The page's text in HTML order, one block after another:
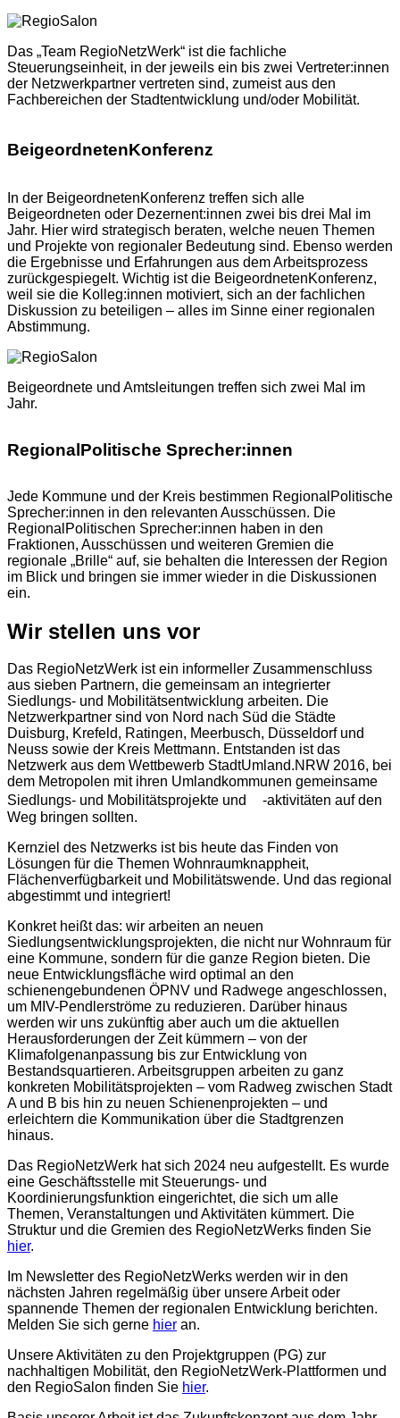
Das „Team RegioNetzWerk“ ist die fachliche
Steuerungseinheit, in der jeweils ein bis zwei Vertreter:innen
der Netzwerkpartner vertreten sind, zumeist aus den
Fachbereichen der Stadtentwicklung und/oder Mobilität.
BeigeordnetenKonferenz
In der BeigeordnetenKonferenz treffen sich alle
Beigeordneten oder Dezernent:innen zwei bis drei Mal im
Jahr. Hier wird strategisch beraten, welche neuen Themen
und Projekte von regionaler Bedeutung sind. Ebenso werden
die Ergebnisse und Erfahrungen aus dem Arbeitsprozess
zurückgespiegelt. Wichtig ist die BeigeordnetenKonferenz,
weil sie die Kolleg:innen motiviert, sich an der fachlichen
Diskussion zu beteiligen – alles im Sinne einer regionalen
Abstimmung.
Beigeordnete und Amtsleitungen treffen sich zwei Mal im
Jahr.
RegionalPolitische Sprecher:innen
Jede Kommune und der Kreis bestimmen RegionalPolitische
Sprecher:innen in den relevanten Ausschüssen. Die
RegionalPolitischen Sprecher:innen haben in den
Fraktionen, Ausschüssen und weiteren Gremien die
regionale „Brille“ auf, sie behalten die Interessen der Region
im Blick und bringen sie immer wieder in die Diskussionen
ein.
Wir stellen uns vor
Das RegioNetzWerk ist ein informeller Zusammenschluss
aus sieben Partnern, die gemeinsam an integrierter
Siedlungs- und Mobilitätsentwicklung arbeiten. Die
Netzwerkpartner sind von Nord nach Süd die Städte
Duisburg, Krefeld, Ratingen, Meerbusch, Düsseldorf und
Neuss sowie der Kreis Mettmann. Entstanden ist das
Netzwerk aus dem Wettbewerb StadtUmland.NRW 2016, bei
dem Metropolen mit ihren Umlandkommunen gemeinsame
Siedlungs- und Mobilitätsprojekte und -aktivitäten auf den
Weg bringen sollten.
Kernziel des Netzwerks ist bis heute das Finden von
Lösungen für die Themen Wohnraumknappheit,
Flächenverfügbarkeit und Mobilitätswende. Und das regional
abgestimmt und integriert!
Konkret heißt das: wir arbeiten an neuen
Siedlungsentwicklungsprojekten, die nicht nur Wohnraum für
eine Kommune, sondern für die ganze Region bieten. Die
neue Entwicklungsfläche wird optimal an den
schienengebundenen ÖPNV und Radwege angeschlossen,
um MIV-Pendlerströme zu reduzieren. Darüber hinaus
werden wir uns zukünftig aber auch um die aktuellen
Herausforderungen der Zeit kümmern – von der
Klimafolgenanpassung bis zur Entwicklung von
Bestandsquartieren. Arbeitsgruppen arbeiten zu ganz
konkreten Mobilitätsprojekten – vom Radweg zwischen Stadt
A und B bis hin zu neuen Schienenprojekten – und
erleichtern die Kommunikation über die Stadtgrenzen
hinaus.
Das RegioNetzWerk hat sich 2024 neu aufgestellt. Es wurde
eine Geschäftsstelle mit Steuerungs- und
Koordinierungsfunktion eingerichtet, die sich um alle
Themen, Veranstaltungen und Aktivitäten kümmert. Die
Struktur und die Gremien des RegioNetzWerks finden Sie
hier.
Im Newsletter des RegioNetzWerks werden wir in den
nächsten Jahren regelmäßig über unsere Arbeit oder
spannende Themen der regionalen Entwicklung berichten.
Melden Sie sich gerne hier an.
Unsere Aktivitäten zu den Projektgruppen (PG) zur
nachhaltigen Mobilität, den RegioNetzWerk-Plattformen und
den RegioSalon finden Sie hier.